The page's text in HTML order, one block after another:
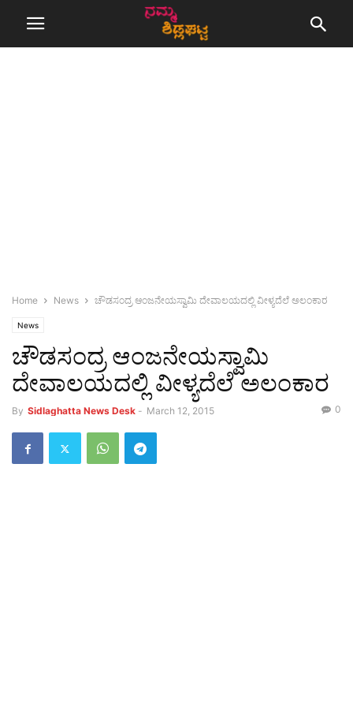
Home News ಚೌಡಸಂದ್ರ ಆಂಜನೇಯಸ್ವಾಮಿ ದೇವಾಲಯದಲ್ಲಿ ವೀಳ್ಯದೆಲೆ ಅಲಂಕಾರ
News
ಚೌಡಸಂದ್ರ ಆಂಜನೇಯಸ್ವಾಮಿ
ದೇವಾಲಯದಲ್ಲಿ ವೀಳ್ಯದೆಲೆ ಅಲಂಕಾರ
By Sidlaghatta News Desk - March 12, 2015 0